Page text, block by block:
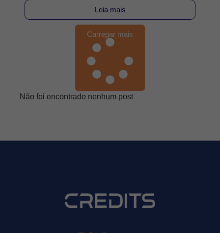
Leia mais
Carregar mais
Não foi encontrado nenhum post